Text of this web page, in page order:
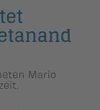
Mario